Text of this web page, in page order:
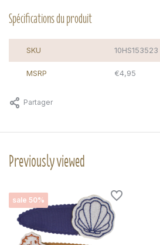
Spécifications du produit
SKU 10HS153523
MSRP €4,95
Partager
Previously viewed
sale 50%